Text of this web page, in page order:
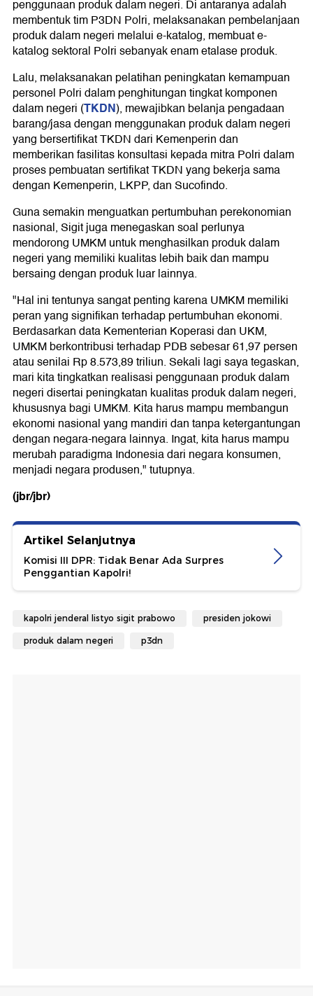
penggunaan produk dalam negeri. Di antaranya adalah
membentuk tim P3DN Polri, melaksanakan pembelanjaan
produk dalam negeri melalui e-katalog, membuat e-
katalog sektoral Polri sebanyak enam etalase produk.
Lalu, melaksanakan pelatihan peningkatan kemampuan
personel Polri dalam penghitungan tingkat komponen
dalam negeri (TKDN), mewajibkan belanja pengadaan
barang/jasa dengan menggunakan produk dalam negeri
yang bersertifikat TKDN dari Kemenperin dan
memberikan fasilitas konsultasi kepada mitra Polri dalam
proses pembuatan sertifikat TKDN yang bekerja sama
dengan Kemenperin, LKPP, dan Sucofindo.
Guna semakin menguatkan pertumbuhan perekonomian
nasional, Sigit juga menegaskan soal perlunya
mendorong UMKM untuk menghasilkan produk dalam
negeri yang memiliki kualitas lebih baik dan mampu
bersaing dengan produk luar lainnya.
"Hal ini tentunya sangat penting karena UMKM memiliki
peran yang signifikan terhadap pertumbuhan ekonomi.
Berdasarkan data Kementerian Koperasi dan UKM,
UMKM berkontribusi terhadap PDB sebesar 61,97 persen
atau senilai Rp 8.573,89 triliun. Sekali lagi saya tegaskan,
mari kita tingkatkan realisasi penggunaan produk dalam
negeri disertai peningkatan kualitas produk dalam negeri,
khususnya bagi UMKM. Kita harus mampu membangun
ekonomi nasional yang mandiri dan tanpa ketergantungan
dengan negara-negara lainnya. Ingat, kita harus mampu
merubah paradigma Indonesia dari negara konsumen,
menjadi negara produsen," tutupnya.
(jbr/jbr)
Artikel Selanjutnya
Komisi III DPR: Tidak Benar Ada Surpres
Penggantian Kapolri!
kapolri jenderal listyo sigit prabowo presiden jokowi
produk dalam negeri p3dn